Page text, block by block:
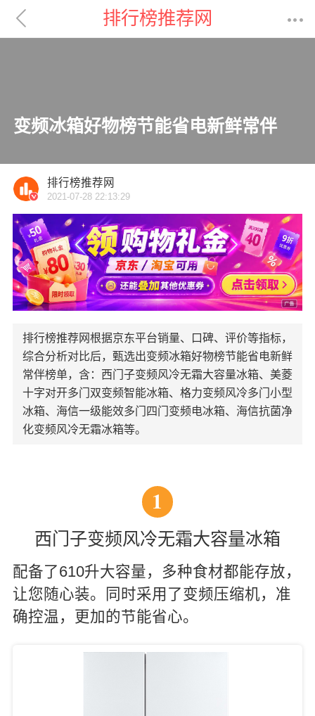
 排行榜推荐网 
变频冰箱好物榜节能省电新鲜常伴

排行榜推荐网
2021-07-28 22:13:29
排行榜推荐网根据京东平台销量、口碑、评价等指标，
综合分析对比后，甄选出变频冰箱好物榜节能省电新鲜
常伴榜单，含：西门子变频风冷无霜大容量冰箱、美菱
十字对开多门双变频智能冰箱、格力变频风冷多门小型
冰箱、海信一级能效多门四门变频电冰箱、海信抗菌净
化变频风冷无霜冰箱等。
1
西门子变频风冷无霜大容量冰箱
配备了610升大容量，多种食材都能存放，
让您随心装。同时采用了变频压缩机，准
确控温，更加的节能省心。